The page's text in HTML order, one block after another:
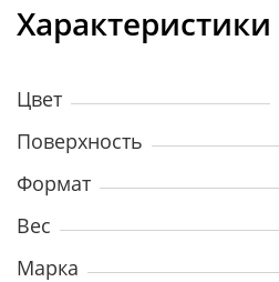
Характеристики
Цвет
Поверхность
Формат
Вес
Марка